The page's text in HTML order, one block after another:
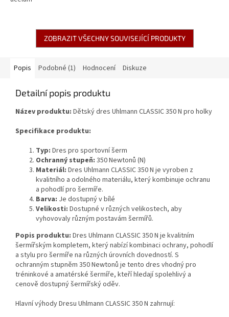
ZOBRAZIT VŠECHNY SOUVISEJÍCÍ PRODUKTY
Popis Podobné (1) Hodnocení Diskuze
Detailní popis produktu
Název produktu: Dětský dres Uhlmann CLASSIC 350 N pro holky
Specifikace produktu:
Typ: Dres pro sportovní šerm
Ochranný stupeň: 350 Newtonů (N)
Materiál: Dres Uhlmann CLASSIC 350 N je vyroben z
kvalitního a odolného materiálu, který kombinuje ochranu
a pohodlí pro šermíře.
Barva: Je dostupný v bílé
Velikosti: Dostupné v různých velikostech, aby
vyhovovaly různým postavám šermířů.
Popis produktu: Dres Uhlmann CLASSIC 350 N je kvalitním
šermířským kompletem, který nabízí kombinaci ochrany, pohodlí
a stylu pro šermíře na různých úrovních dovedností. S
ochranným stupněm 350 Newtonů je tento dres vhodný pro
tréninkové a amatérské šermíře, kteří hledají spolehlivý a
cenově dostupný šermířský oděv.
Hlavní výhody Dresu Uhlmann CLASSIC 350 N zahrnují: